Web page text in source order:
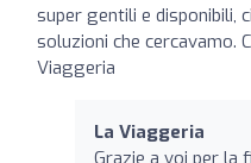
super gentili e disponibili,
soluzioni che cercavamo.
Viaggeria
La Viaggeria
Grazie a voi per la